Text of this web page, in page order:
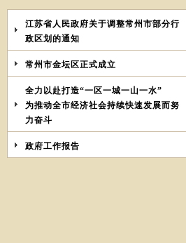
江苏省人民政府关于调整常州市部分行
政区划的通知
常州市金坛区正式成立
全力以赴打造“一区一城一山一水”
为推动全市经济社会持续快速发展而努
力奋斗
政府工作报告